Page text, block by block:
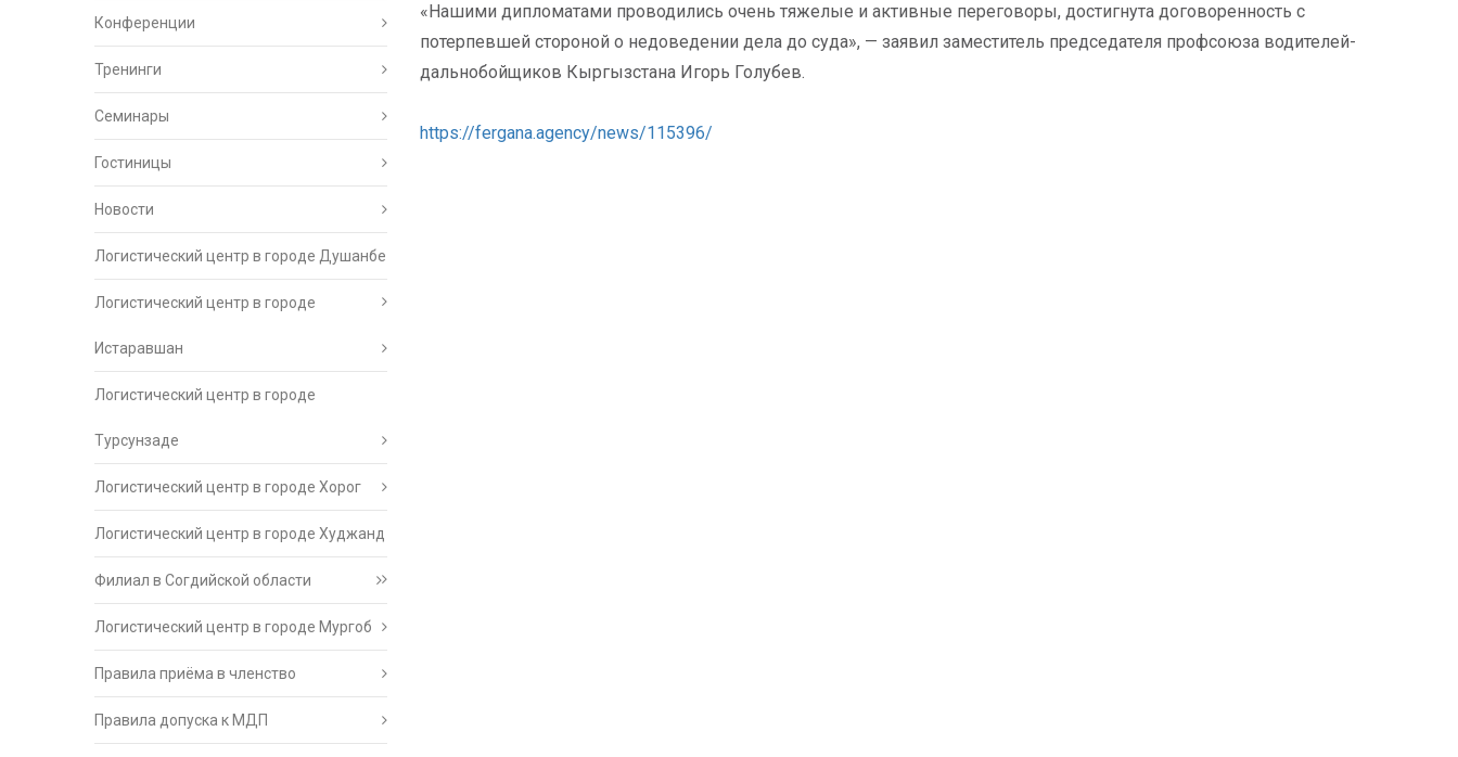
Конференции
Тренинги
Семинары
Гостиницы
Новости
Логистический центр в городе Душанбе
Логистический центр в городе
Истаравшан
Логистический центр в городе
Турсунзаде
Логистический центр в городе Хорог
Логистический центр в городе Худжанд
Филиал в Согдийской области
Логистический центр в городе Мургоб
Правила приёма в членство
Правила допуска к МДП
«Нашими дипломатами проводились очень тяжелые и активные переговоры, достигнута договоренность с
потерпевшей стороной о недоведении дела до суда», — заявил заместитель председателя профсоюза водителей-
дальнобойщиков Кыргызстана Игорь Голубев.
https://fergana.agency/news/115396/